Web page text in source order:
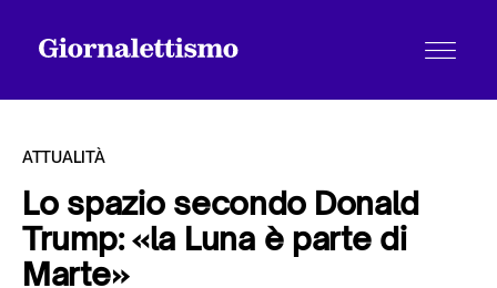
Tutti gli articoli
ATTUALITÀ
Lo spazio secondo Donald
Trump: «la Luna è parte di
Marte»